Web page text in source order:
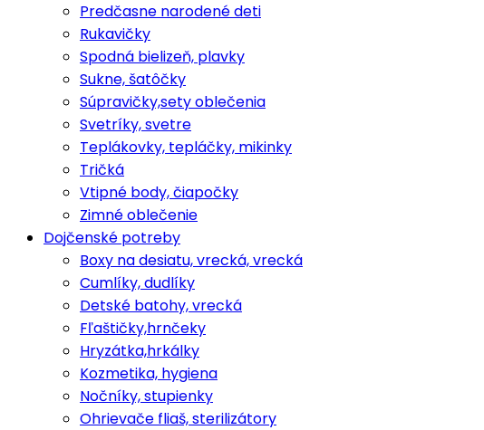
Predčasne narodené deti
Rukavičky
Spodná bielizeň, plavky
Sukne, šatôčky
Súpravičky,sety oblečenia
Svetríky, svetre
Teplákovky, tepláčky, mikinky
Tričká
Vtipné body, čiapočky
Zimné oblečenie
Dojčenské potreby
Boxy na desiatu, vrecká, vrecká
Cumlíky, dudlíky
Detské batohy, vrecká
Fľaštičky,hrnčeky
Hryzátka,hrkálky
Kozmetika, hygiena
Nočníky, stupienky
Ohrievače fliaš, sterilizátory